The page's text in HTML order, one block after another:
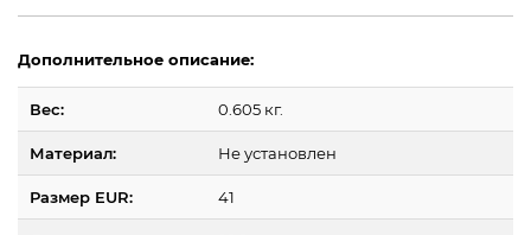
Дополнительное описание:
Вес: 0.605 кг.
Материал: Не установлен
Размер EUR: 41